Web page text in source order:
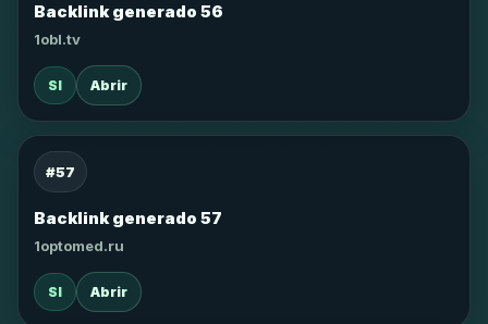
Backlink generado 56
1obl.tv
SI Abrir
#57
Backlink generado 57
1optomed.ru
SI Abrir